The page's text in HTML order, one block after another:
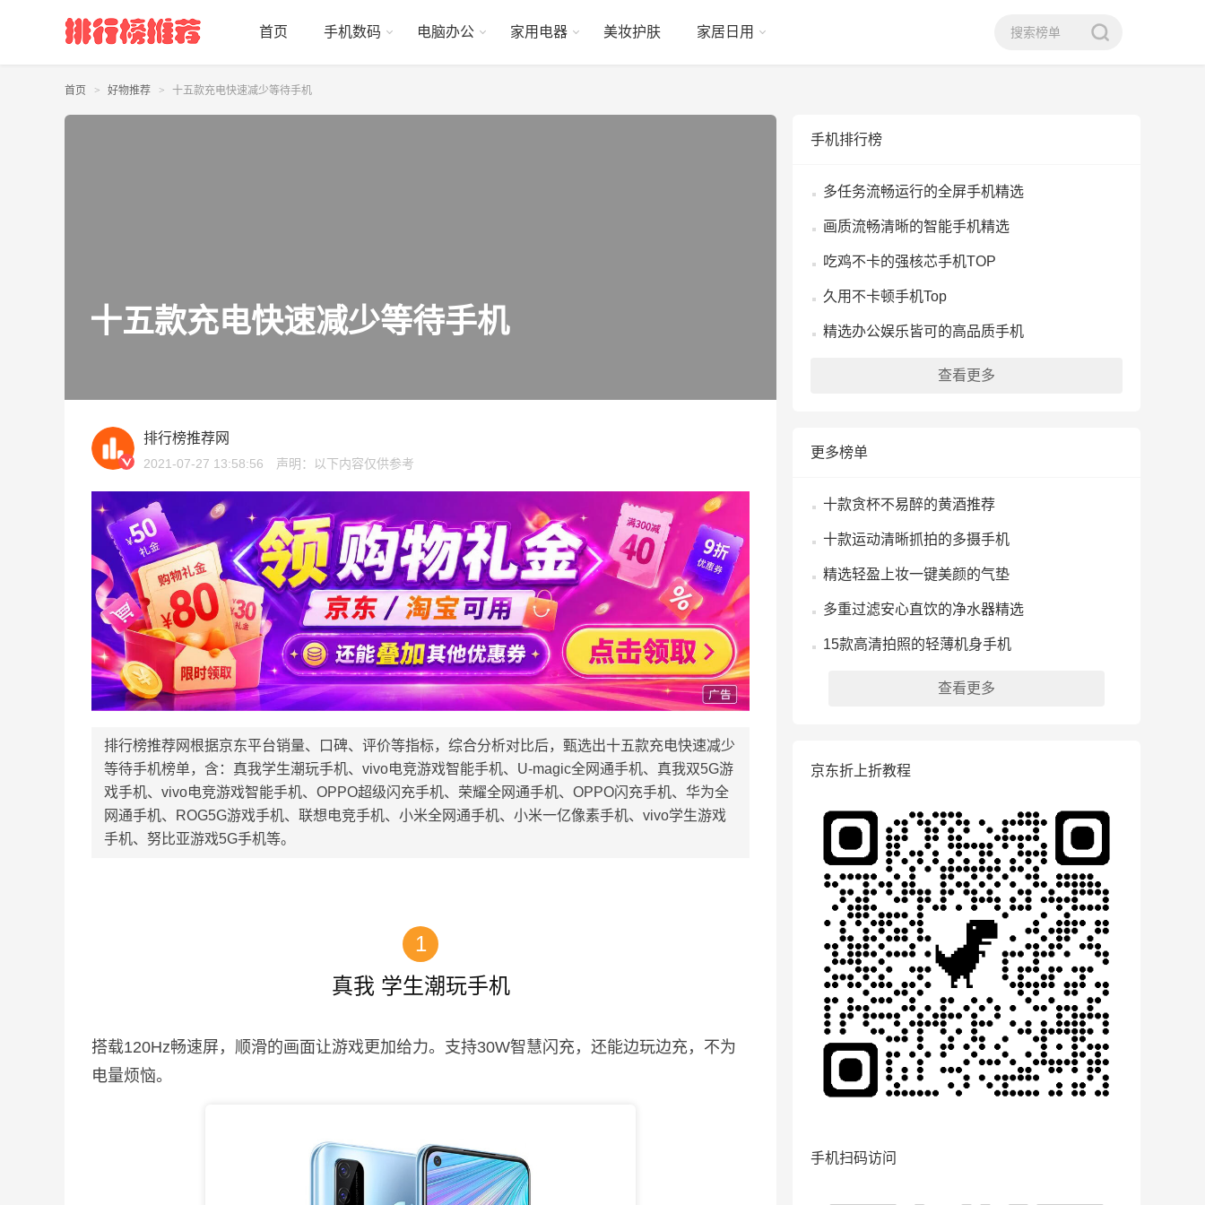
首页 手机数码 电脑办公 家用电器 美妆护肤 家居日用
首页 好物推荐 十五款充电快速减少等待手机
十五款充电快速减少等待手机
排行榜推荐网
2021-07-27 13:58:56 声明：以下内容仅供参考
排行榜推荐网根据京东平台销量、口碑、评价等指标，综合分析对比后，甄选出十五款充电快速减少
等待手机榜单，含：真我学生潮玩手机、vivo电竞游戏智能手机、U-magic全网通手机、真我双5G游
戏手机、vivo电竞游戏智能手机、OPPO超级闪充手机、荣耀全网通手机、OPPO闪充手机、华为全
网通手机、ROG5G游戏手机、联想电竞手机、小米全网通手机、小米一亿像素手机、vivo学生游戏
手机、努比亚游戏5G手机等。
1
真我 学生潮玩手机
搭载120Hz畅速屏，顺滑的画面让游戏更加给力。支持30W智慧闪充，还能边玩边充，不为
电量烦恼。
手机排行榜
多任务流畅运行的全屏手机精选
画质流畅清晰的智能手机精选
吃鸡不卡的强核芯手机TOP
久用不卡顿手机Top
精选办公娱乐皆可的高品质手机
查看更多
更多榜单
十款贪杯不易醉的黄酒推荐
十款运动清晰抓拍的多摄手机
精选轻盈上妆一键美颜的气垫
多重过滤安心直饮的净水器精选
15款高清拍照的轻薄机身手机
查看更多
京东折上折教程
手机扫码访问